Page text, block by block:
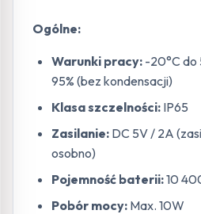
Ogólne:
Warunki pracy: -20°C do
95% (bez kondensacji)
Klasa szczelności: IP65
Zasilanie: DC 5V / 2A
osobno)
Pojemność baterii:10
Pobór mocy: Max. 10W